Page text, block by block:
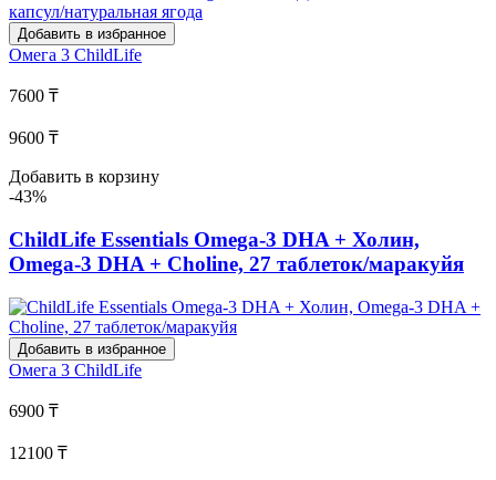
Добавить в избранное
Омега 3 ChildLife
7600 ₸
9600 ₸
Добавить в корзину
-43%
ChildLife Essentials Omega-3 DHA + Холин,
Omega-3 DHA + Choline, 27 таблеток/маракуйя
Добавить в избранное
Омега 3 ChildLife
6900 ₸
12100 ₸